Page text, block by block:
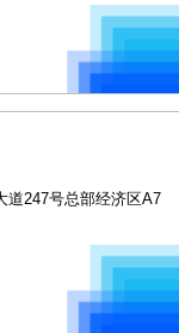
道247号总部经济区A7